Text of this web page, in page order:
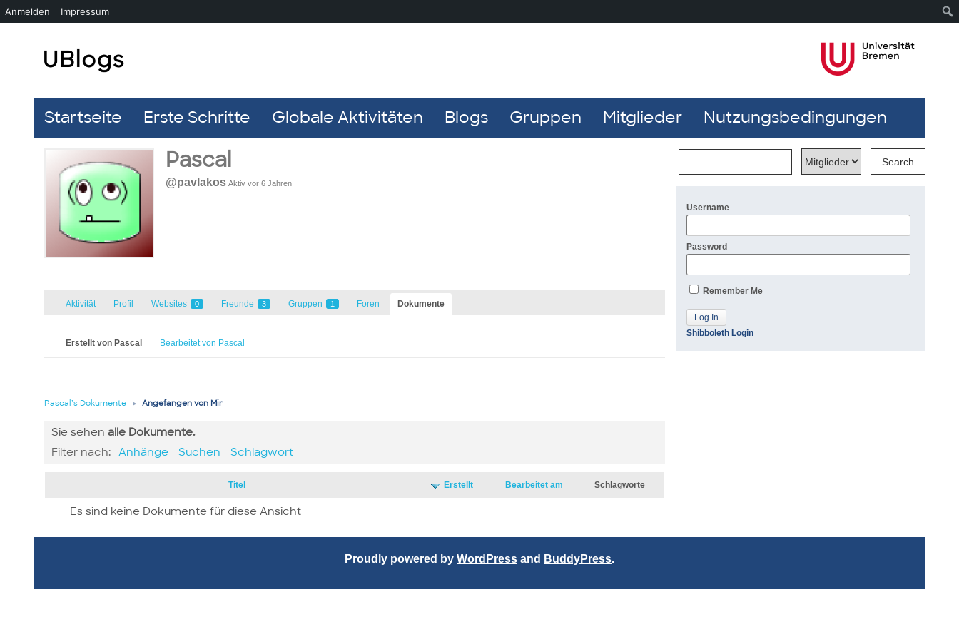
Startseite Erste Schritte Globale Aktivitäten Blogs Gruppen Mitglieder Nutzungsbedingungen
Pascal
@pavlakos Aktiv vor 6 Jahren
Aktivität Profil Websites 0 Freunde 3 Gruppen 1 Foren Dokumente
Erstellt von Pascal Bearbeitet von Pascal
Pascal’s Dokumente ▸ Angefangen von Mir
Sie sehen alle Dokumente.
Filter nach: Anhänge Suchen Schlagwort
Titel Erstellt Bearbeitet am Schlagworte
Es sind keine Dokumente für diese Ansicht
Username
Password
Remember Me
Shibboleth Login
Proudly powered by WordPress and BuddyPress.
Anmelden Impressum